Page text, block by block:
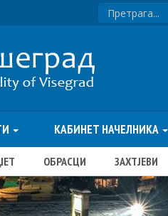
КАБИНЕТ НАЧЕЛНИКА
ОБРАСЦИ ЗАХТЈЕВИ